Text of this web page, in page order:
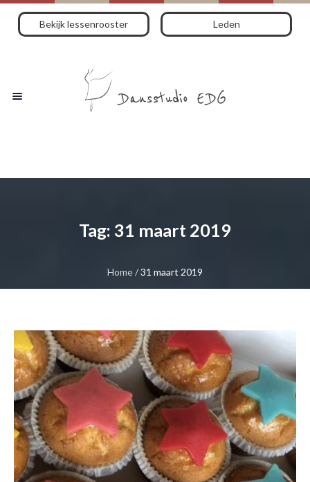
Bekijk lessenrooster Leden
Tag: 31 maart 2019
Home/31 maart 2019